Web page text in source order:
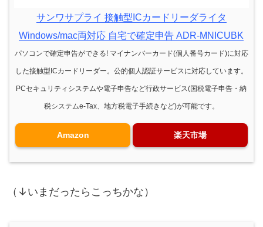
サンワサプライ 接触型ICカードリーダライタ
Windows/mac両対応 自宅で確定申告 ADR-MNICUBK
パソコンで確定申告ができる! マイナンバーカード(個人番号カード)に対応
した接触型ICカードリーダー。公的個人認証サービスに対応しています。
PCセキュリティシステムや電子申告など行政サービス(国税電子申告・納
税システムe-Tax、地方税電子手続きなど)が可能です。
Amazon 楽天市場
（↓いまだったらこっちかな）